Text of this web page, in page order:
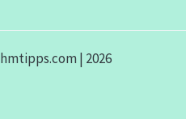
| 2026